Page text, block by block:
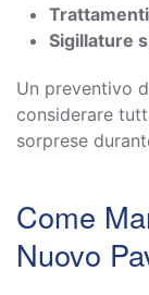
Sigillature
Un preventivo
considerare
sorprese
Come
Nuovo